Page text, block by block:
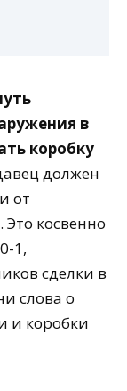
в
коробку
должен
от
косвенно
1,
сделки в
слова о
и коробки